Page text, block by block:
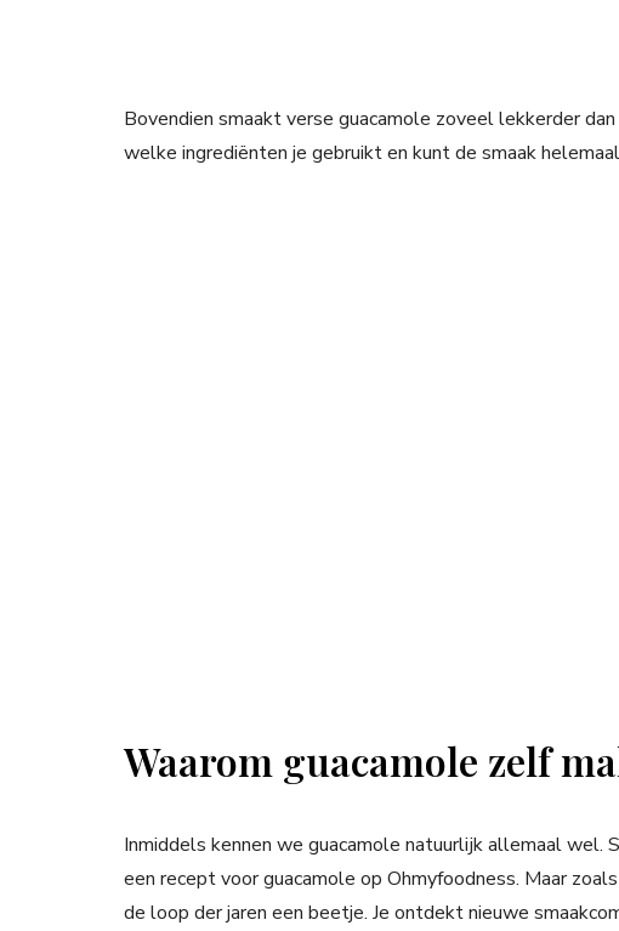
Bovendien smaakt verse guacamole zoveel lekkerder
welke ingrediënten je gebruikt en kunt de smaak
Waarom guacamole zelf
Inmiddels kennen we guacamole natuurlijk allemaal wel.
een recept voor guacamole op Ohmyfoodness. Maar
de loop der jaren een beetje. Je ontdekt nieuwe